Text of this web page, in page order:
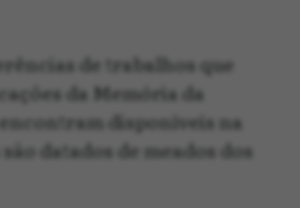
de trabalhos que
da Memória da
disponíveis na
datados de meados dos